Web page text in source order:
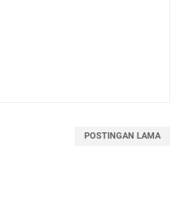
POSTINGAN LAMA